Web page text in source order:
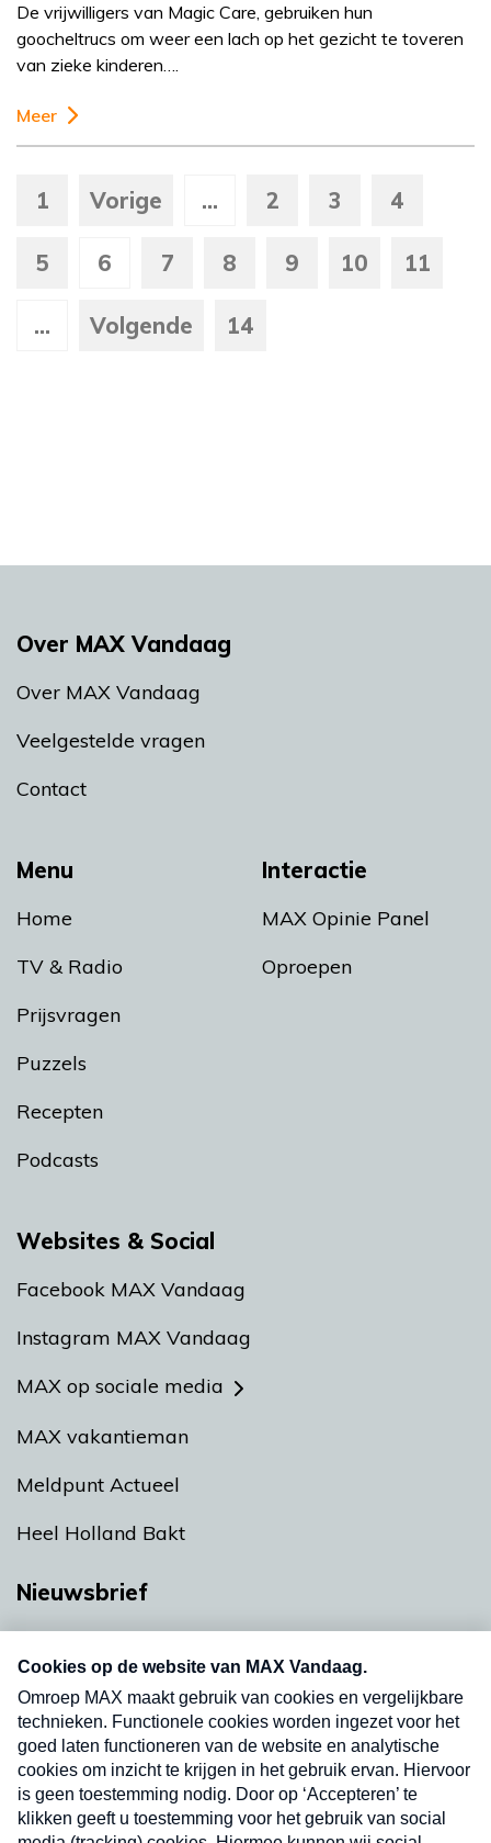
De vrijwilligers van Magic Care, gebruiken hun
goocheltrucs om weer een lach op het gezicht te toveren
van zieke kinderen….
Meer
1 Vorige ... 2 3 4
5 6 7 8 9 10 11
... Volgende 14
Menu
Home
TV & Radio
Prijsvragen
Puzzels
Recepten
Podcasts
Interactie
MAX Opinie Panel
Oproepen
Over MAX Vandaag
Over MAX Vandaag
Veelgestelde vragen
Contact
Websites & Social
Facebook MAX Vandaag
Instagram MAX Vandaag
MAX op sociale media
MAX vakantieman
Meldpunt Actueel
Heel Holland Bakt
Nieuwsbrief
nieuwsbrief. Elke vrijdag- en dinsdagochtend in
uw mailbox.
Verzend